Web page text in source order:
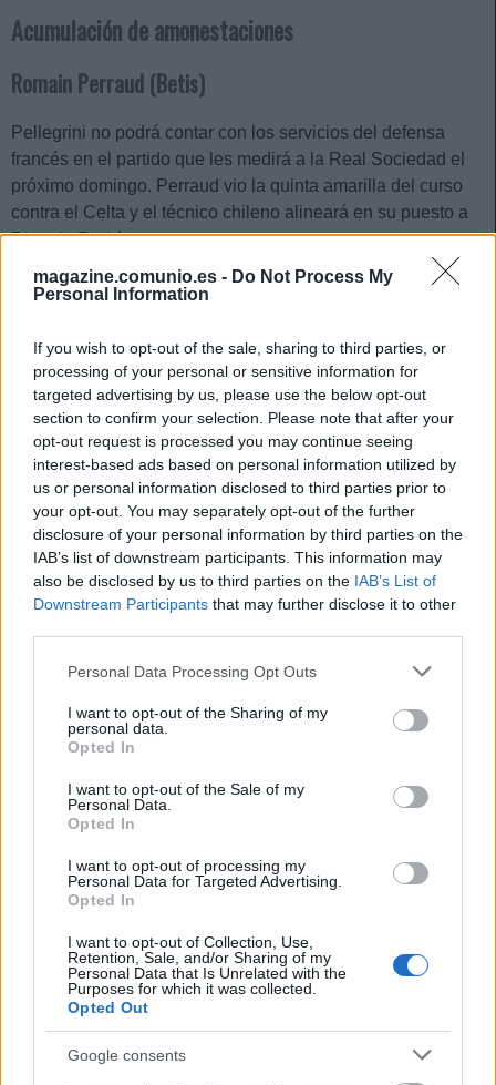
magazine.comunio.es - Do Not Process My
Personal Information
If you wish to opt-out of the sale, sharing to third parties, or
processing of your personal or sensitive information for
targeted advertising by us, please use the below opt-out
section to confirm your selection. Please note that after your
opt-out request is processed you may continue seeing
interest-based ads based on personal information utilized by
us or personal information disclosed to third parties prior to
your opt-out. You may separately opt-out of the further
disclosure of your personal information by third parties on the
IAB’s list of downstream participants. This information may
also be disclosed by us to third parties on the IAB’s List of
Downstream Participants that may further disclose it to other
Please note that this website/app uses one or more Google
not limited to your visit or usage behaviour. You may click to
grant or deny consent to Google and its third-party tags to
use your data for below specified purposes in below Google
consent section.
Personal Data Processing Opt Outs
I want to opt-out of the Sharing of my
personal data.
Opted In
I want to opt-out of the Sale of my
Personal Data.
Opted In
I want to opt-out of processing my
Personal Data for Targeted Advertising.
Opted In
I want to opt-out of Collection, Use,
Retention, Sale, and/or Sharing of my
Personal Data that Is Unrelated with the
Purposes for which it was collected.
Opted Out
Google consents
Acumulación de amonestaciones
Romain Perraud (Betis)
Pellegrini no podrá contar con los servicios del defensa
francés en el partido que les medirá a la Real Sociedad el
próximo domingo. Perraud vio la quinta amarilla del curso
contra el Celta y el técnico chileno alineará en su puesto a
Ricardo Rodríguez.
Sandro Ramírez (Las Palmas)
presencia de Sandro, quien tendrá que cumplir sanción por
acumulación de amonestaciones. Manu Fuster se presenta
como la principal opción para cubrir su ausencia en la
banda derecha del ataque, con Marvin como alternativa.
Yvan Neyou (Leganés)
El centrocampista camerunés vio la décima amarilla del
curso en la visita a Mestalla y se perderá el importante
duelo del próximo sábado contra el Alavés. Con Cissé
también de baja y Tapia tocado, es posible que Borja
Jiménez apueste por dar entrada en el once inicial a
Brasanac, con Chicco en la recámara.
Flavien Boyomo (Osasuna)
El central camerunés marcó el gol del empate de su equipo
en Mallorca, pero antes vio la quinta amarilla de la
temporada que le hará perderse el partido del sábado frente
ausencia en el centro de la defensa rojilla.
La jornada 23 de LaLiga nos ha
dejado varios jugadores
Barisic o Lucas Vázquez.